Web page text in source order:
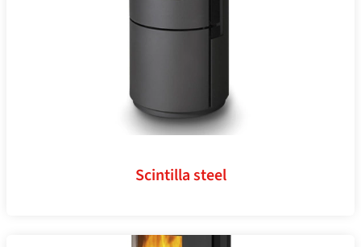
Scintilla steel